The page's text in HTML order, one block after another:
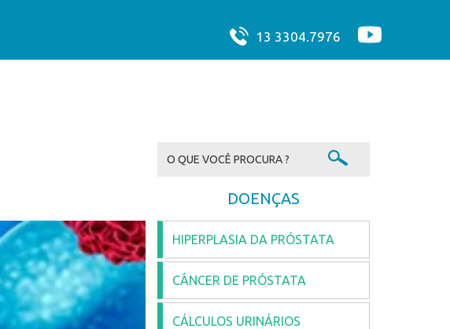
13 3304.7976
DOENÇAS
HIPERPLASIA DA PRÓSTATA
CÂNCER DE PRÓSTATA
CÁLCULOS URINÁRIOS